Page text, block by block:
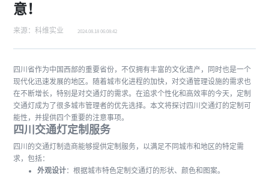
意！
来源：科维实业 2024.08.18 06:08:42
四川省作为中国西部的重要省份，不仅拥有丰富的文化遗产，同时也是一个
现代化迅速发展的地区。随着城市化进程的加快，对交通管理设施的需求也
在不断增长，特别是对交通灯的需求。在追求个性化和高效率的今天，定制
交通灯成为了很多城市管理者的优先选择。本文将探讨四川交通灯的定制可
能性，并提供四个重要的注意事项。
四川交通灯定制服务
四川的交通灯制造商能够提供定制服务，以满足不同城市和地区的特定需
求，包括：
外观设计：根据城市特色定制交通灯的形状、颜色和图案。